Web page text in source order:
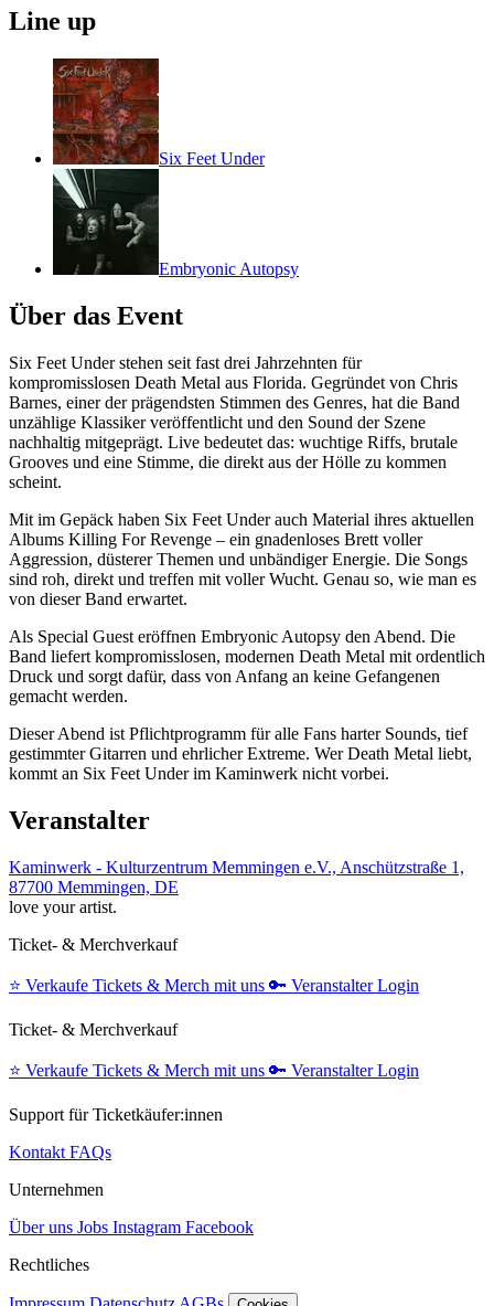
Line up
Six Feet Under
Embryonic Autopsy
Über das Event
Six Feet Under stehen seit fast drei Jahrzehnten für
kompromisslosen Death Metal aus Florida. Gegründet von Chris
Barnes, einer der prägendsten Stimmen des Genres, hat die Band
unzählige Klassiker veröffentlicht und den Sound der Szene
nachhaltig mitgeprägt. Live bedeutet das: wuchtige Riffs, brutale
Grooves und eine Stimme, die direkt aus der Hölle zu kommen
scheint.
Mit im Gepäck haben Six Feet Under auch Material ihres aktuellen
Albums Killing For Revenge – ein gnadenloses Brett voller
Aggression, düsterer Themen und unbändiger Energie. Die Songs
sind roh, direkt und treffen mit voller Wucht. Genau so, wie man es
von dieser Band erwartet.
Als Special Guest eröffnen Embryonic Autopsy den Abend. Die
Band liefert kompromisslosen, modernen Death Metal mit ordentlich
Druck und sorgt dafür, dass von Anfang an keine Gefangenen
gemacht werden.
Dieser Abend ist Pflichtprogramm für alle Fans harter Sounds, tief
gestimmter Gitarren und ehrlicher Extreme. Wer Death Metal liebt,
kommt an Six Feet Under im Kaminwerk nicht vorbei.
Veranstalter
Kaminwerk - Kulturzentrum Memmingen e.V., Anschützstraße 1,
87700 Memmingen, DE
love your artist.
Ticket- & Merchverkauf
⭐️ Verkaufe Tickets & Merch mit uns 🔑 Veranstalter Login
Ticket- & Merchverkauf
⭐️ Verkaufe Tickets & Merch mit uns 🔑 Veranstalter Login
Support für Ticketkäufer:innen
Kontakt FAQs
Unternehmen
Über uns Jobs Instagram Facebook
Rechtliches